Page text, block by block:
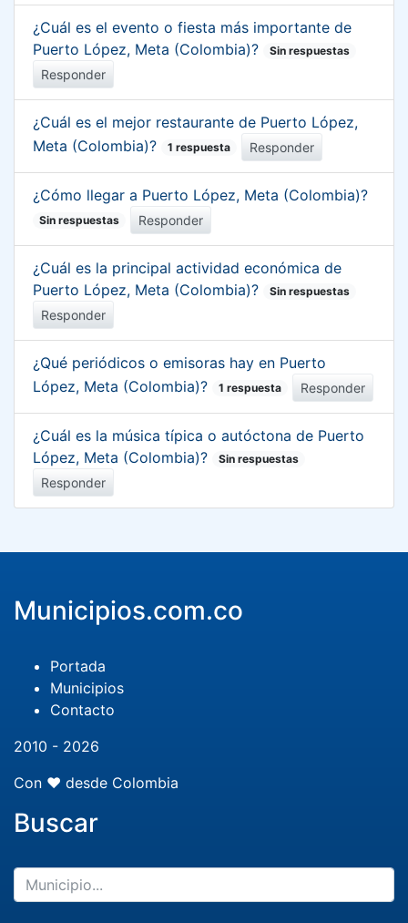
¿Cuál es el evento o fiesta más importante de
Puerto López, Meta (Colombia)?
Sin respuestas
Responder
¿Cuál es el mejor restaurante de Puerto López,
Meta (Colombia)?
1 respuesta Responder
¿Cómo llegar a Puerto López, Meta (Colombia)?
Sin respuestas Responder
¿Cuál es la principal actividad económica de
Puerto López, Meta (Colombia)?
Sin respuestas
Responder
¿Qué periódicos o emisoras hay en Puerto
López, Meta (Colombia)?
1 respuesta Responder
¿Cuál es la música típica o autóctona de Puerto
López, Meta (Colombia)?
Sin respuestas
Responder
Municipios.com.co
Portada
Municipios
Contacto
2010 - 2026
Con ❤️ desde Colombia
Buscar